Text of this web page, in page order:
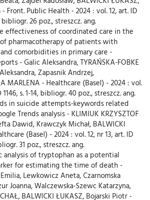
Front. Public Health - 2024 : vol. 12, art. ID
bibliogr. 26 poz., streszcz. ang.
effectiveness of coordinated care in the
pharmacotherapy of patients with
comorbidities in primary care -
- Galic Aleksandra, TYRAŃSKA-FOBKE
Zapasnik Andrzej,
MARLENA - Healthcare (Basel) - 2024 : vol.
1146, s. 1-14, bibliogr. 40 poz., streszcz. ang.
in suicide attempts-keywords related
Trends analysis - KLIMIUK KRZYSZTOF
Dawid, Krawczyk Michał, BALWICKI
(Basel) - 2024 : vol. 12, nr 13, art. ID
31 poz., streszcz. ang.
analysis of tryptophan as a potential
for estimating the time of death -
Lewkowicz Aneta, Czarnomska
Joanna, Walczewska-Szewc Katarzyna,
BALWICKI ŁUKASZ, Bojarski Piotr -